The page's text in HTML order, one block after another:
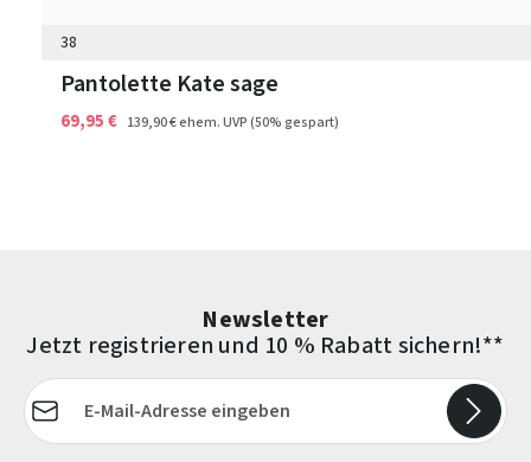
38
Pantolette Kate sage
69,95 € 139,90 €ehem. UVP(50% gespart)
Newsletter
Jetzt registrieren und 10 % Rabatt sichern!**
E-Mail-Adresse*